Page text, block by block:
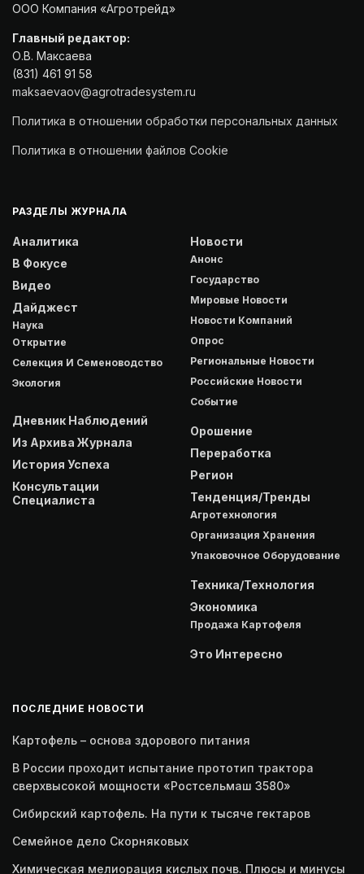
ООО Компания «Агротрейд»
Главный редактор:
О.В. Максаева
(831) 461 91 58
maksaevaov@agrotradesystem.ru
Политика в отношении обработки персональных данных
Политика в отношении файлов Cookie
РАЗДЕЛЫ ЖУРНАЛА
Аналитика
В Фокусе
Видео
Дайджест
Наука
Открытие
Селекция И Семеноводство
Экология
Дневник Наблюдений
Из Архива Журнала
История Успеха
Консультации
Специалиста
Новости
Анонс
Государство
Мировые Новости
Новости Компаний
Опрос
Региональные Новости
Российские Новости
Событие
Орошение
Переработка
Регион
Тенденция/Тренды
Агротехнология
Организация Хранения
Упаковочное Оборудование
Техника/Технология
Экономика
Продажа Картофеля
Это Интересно
ПОСЛЕДНИЕ НОВОСТИ
Картофель – основа здорового питания
В России проходит испытание прототип трактора
сверхвысокой мощности «Ростсельмаш 3580»
Сибирский картофель. На пути к тысяче гектаров
Семейное дело Скорняковых
Химическая мелиорация кислых почв. Плюсы и минусы